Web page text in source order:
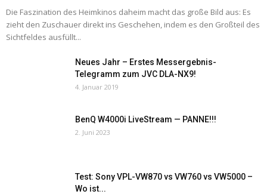
Die Faszination des Heimkinos daheim macht das große Bild aus: Es
zieht den Zuschauer direkt ins Geschehen, indem es den Großteil des
Sichtfeldes ausfüllt...
Neues Jahr – Erstes Messergebnis-
Telegramm zum JVC DLA-NX9!
4. Januar 2019
BenQ W4000i LiveStream — PANNE!!!
2. Juni 2023
Test: Sony VPL-VW870 vs VW760 vs VW5000 –
Wo ist...